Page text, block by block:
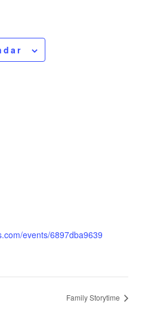
events/6897dba9639
Family Storytime